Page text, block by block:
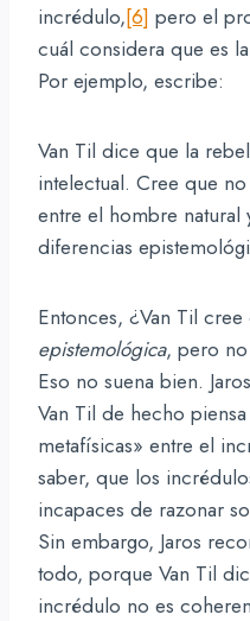
incrédulo,[6] pero el
cuál considera que es
Por ejemplo, escribe:
Van Til dice que la
intelectual. Cree que
entre el hombre natural
diferencias
Entonces, ¿Van Til cree
epistemológica, pero
Eso no suena bien.
Van Til de hecho
metafísicas» entre el
saber, que los
incapaces de razonar
Sin embargo, Jaros
todo, porque Van Til
incrédulo no es